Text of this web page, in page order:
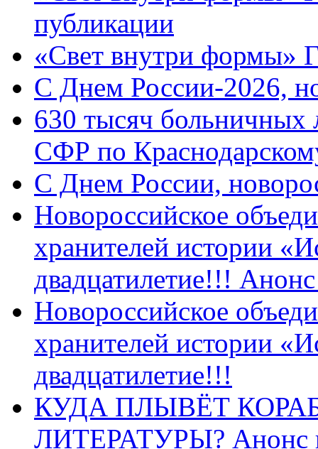
публикации
«Свет внутри формы»
C Днем России-2026,
630 тысяч больничных
СФР по
C Днем России,
Новороссийское
хранителей истории
двадцатилетие!!!
Новороссийское
хранителей истории
двадцатилетие!!!
КУДА ПЛЫВЁТ
ЛИТЕРАТУРЫ? Анонс